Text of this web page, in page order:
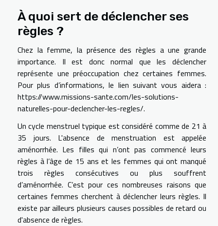
À quoi sert de déclencher ses
règles ?
Chez la femme, la présence des règles a une grande
importance. Il est donc normal que les déclencher
représente une préoccupation chez certaines femmes.
Pour plus d’informations, le lien suivant vous aidera :
https://www.missions-sante.com/les-solutions-
naturelles-pour-declencher-les-regles/.
Un cycle menstruel typique est considéré comme de 21 à
35 jours. L'absence de menstruation est appelée
aménorrhée. Les filles qui n’ont pas commencé leurs
règles à l’âge de 15 ans et les femmes qui ont manqué
trois règles consécutives ou plus souffrent
d’aménorrhée. C’est pour ces nombreuses raisons que
certaines femmes cherchent à déclencher leurs règles. Il
existe par ailleurs plusieurs causes possibles de retard ou
d'absence de règles.